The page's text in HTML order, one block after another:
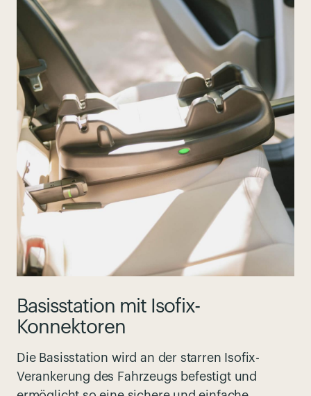
Basisstation mit Isofix-
Konnektoren
Die Basisstation wird an der starren Isofix-
Verankerung des Fahrzeugs befestigt und